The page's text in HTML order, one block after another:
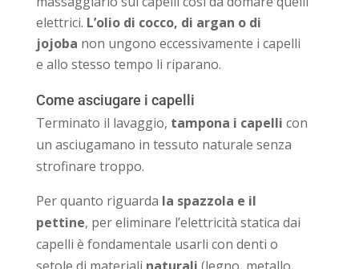
elettrici. L’olio di cocco, di argan o di
jojoba non ungono eccessivamente i capelli
e allo stesso tempo li riparano.
Come asciugare i capelli
Terminato il lavaggio, tampona i capelli con
un asciugamano in tessuto naturale senza
strofinare troppo.
Per quanto riguarda la spazzola e il
pettine, per eliminare l’elettricità statica dai
capelli è fondamentale usarli con denti o